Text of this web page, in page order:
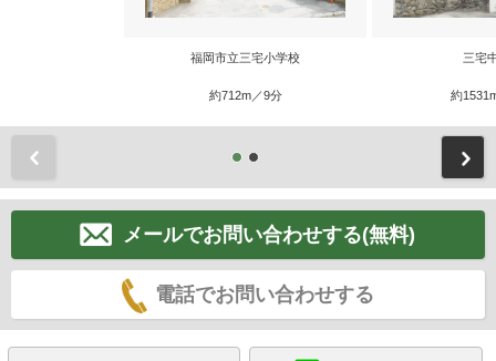
福岡市立三宅小学校
約712m／9分
三宅
約
メールでお問い合わせする(無料)
電話でお問い合わせする